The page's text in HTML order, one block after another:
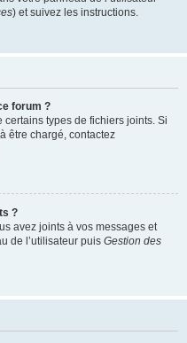
) et suivez les instructions.
forum ?
certains types de fichiers joints. Si
être chargé, contactez
?
avez joints à vos messages et
de l’utilisateur puis Gestion des